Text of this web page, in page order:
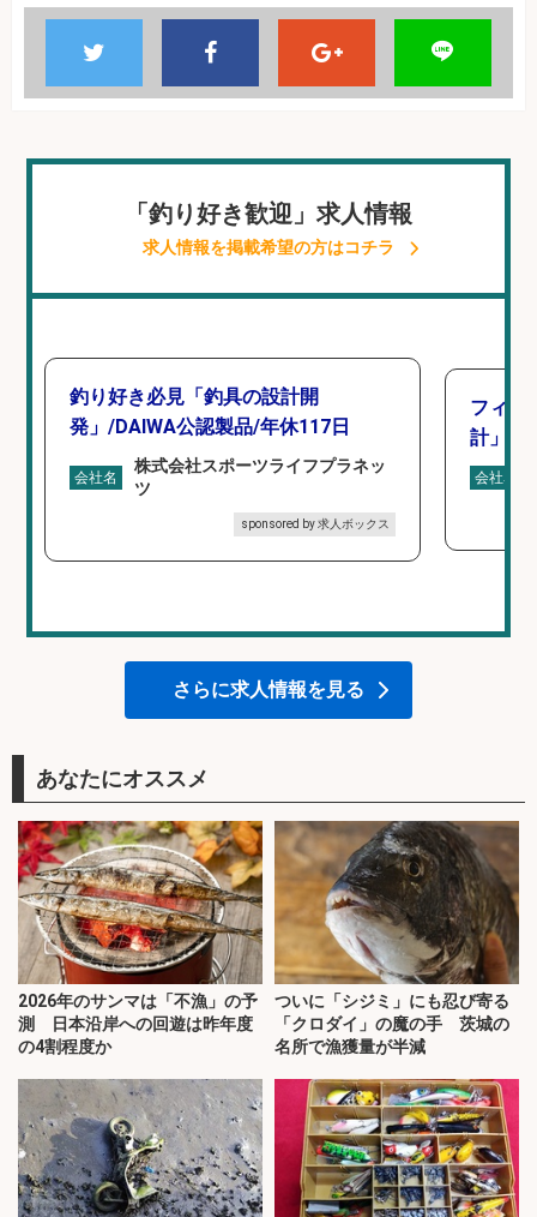
「釣り好き歓迎」求人情報
求人情報を掲載希望の方はコチラ
釣り好き必見「釣具の設計開
発」/DAIWA公認製品/年休117日
会社名
株式会社スポーツライフプラネッ
ツ
sponsored by 求人ボックス
フィッ
計」
会社名
さらに求人情報を見る
あなたにオススメ
2026年のサンマは「不漁」の予
測 日本沿岸への回遊は昨年度
の4割程度か
ついに「シジミ」にも忍び寄る
「クロダイ」の魔の手 茨城の
名所で漁獲量が半減